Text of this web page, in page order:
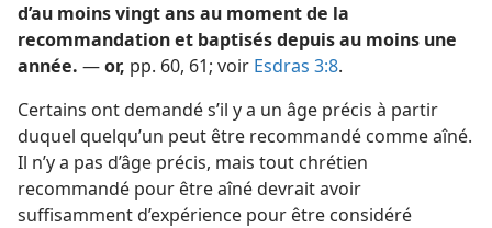
d’au moins vingt ans au moment de la
recommandation et baptisés depuis au moins une
année. —or, pp. 60, 61; voir Esdras 3:8.
Certains ont demandé s’il y a un âge précis à partir
duquel quelqu’un peut être recommandé comme aîné.
Il n’y a pas d’âge précis, mais tout chrétien
recommandé pour être aîné devrait avoir
suffisamment d’expérience pour être considéré